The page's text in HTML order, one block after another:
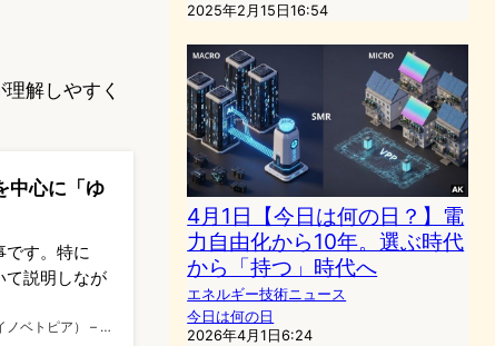
解しやすく
中心に「ゆ
です。特に
て説明しなが
ノベトピア） – …
2025年2月15日16:54
4月1日【今日は何の日？】電
力自由化から10年。選ぶ時代
から「持つ」時代へ
エネルギー技術ニュース
今日は何の日
2026年4月1日6:24